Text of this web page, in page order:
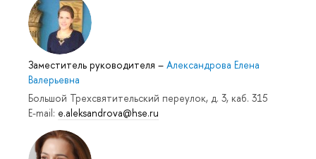
Заместитель руководителя – Александрова Елена
Валерьевна
Большой Трехсвятительский переулок, д. 3, каб. 315
E-mail: e.aleksandrova@hse.ru